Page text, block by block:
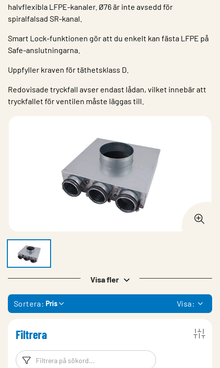
halvflexibla LFPE-kanaler. Ø76 är inte avsedd för
spiralfalsad SR-kanal.
Smart Lock-funktionen gör att du enkelt kan fästa LFPE på
Safe-anslutningarna.
Uppfyller kraven för täthetsklass D.
Redovisade tryckfall avser endast lådan, vilket innebär att
tryckfallet för ventilen måste läggas till.
Visa fler
Sortera: Pris Visa:
Filtrera
Filtreringsord Filtrera